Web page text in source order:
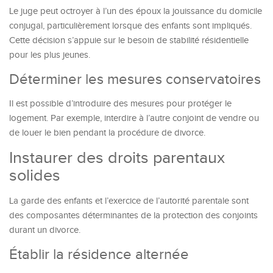
Le juge peut octroyer à l’un des époux la jouissance du domicile
conjugal, particulièrement lorsque des enfants sont impliqués.
Cette décision s’appuie sur le besoin de stabilité résidentielle
pour les plus jeunes.
Déterminer les mesures conservatoires
Il est possible d’introduire des mesures pour protéger le
logement. Par exemple, interdire à l’autre conjoint de vendre ou
de louer le bien pendant la procédure de divorce.
Instaurer des droits parentaux
solides
La garde des enfants et l’exercice de l’autorité parentale sont
des composantes déterminantes de la protection des conjoints
durant un divorce.
Établir la résidence alternée